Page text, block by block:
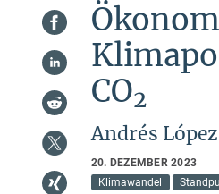
CO2
Andrés
20. DEZEMBER 2023
Klimawandel